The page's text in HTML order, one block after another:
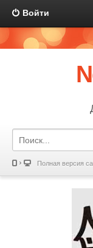
Войти
Полная версия